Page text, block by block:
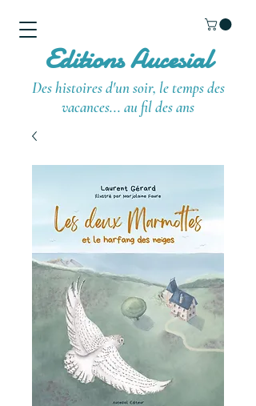
Des histoires d'un soir, le temps des
vacances... au fil des ans
Editions Aucesial